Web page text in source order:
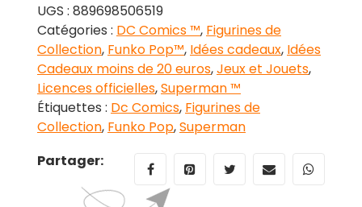
UGS : 889698506519
Catégories : DC Comics ™, Figurines de
Collection, Funko Pop™, Idées cadeaux, Idées
Cadeaux moins de 20 euros,Jeux et Jouets,
Licences officielles,Superman ™
Étiquettes : Dc Comics, Figurines de
Collection, Funko Pop,Superman
Partager: